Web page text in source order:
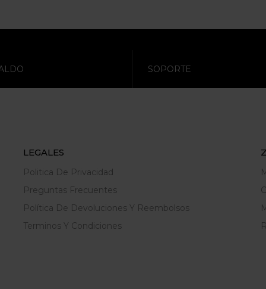
SOPORTE
LEGALES
Politica De Privacidad
Preguntas Frecuentes
Política De Devoluciones Y Reembolsos
Terminos Y Condiciones